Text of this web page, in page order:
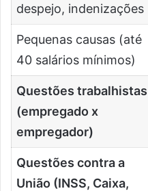
despejo, indenizações
Pequenas causas (até
40 salários mínimos)
Questões trabalhistas
(empregado x
empregador)
Questões contra a
União (INSS, Caixa,